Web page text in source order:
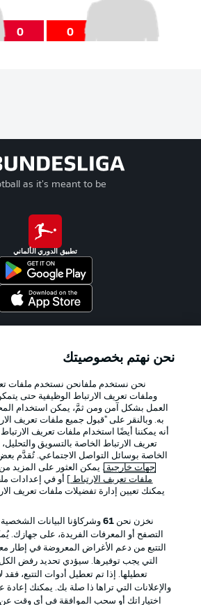
0
0
as it's meant to be
تطبيق الدوري الألماني
الإعلانات الإخطارات
شروط الاستخدام القنوات الناقلة
الوظائف جهة النشر
تواصل معنا اللاعبون
نحن نهتم بخصوصيتك
نحن نستخدم ملفانحن نستخدم ملفات
وملفات تعريف الارتباط الوظيفية حتى
العمل بشكل آمن ومن ثمَّ، يمكن استخدام
به. وبالنقر على "قبول جميع ملفات تعريف
أنه يمكننا أيضًا استخدام ملفات تعريف
تعريف الارتباط الخاصة بالتسويق
الخاصة بوسائل التواصل الاجتماعي. تُقدَّم
جهات خارجية . يمكن العثور على المزيد
ملفات تعريف الارتباط
] أو في إعدادات
يمكنك تعيين إدارة تفضيلات ملفات تعريف
نخزن نحن 61وشركاؤنا البيانات الشخصية
التصفح أو المعرفات الفريدة، على جهازك.
التتبع من دعم الأغراض المعروضة في إطار
التي يجب توفيرها. سيؤدي تحديد رفض
تعطيلها. إذا تم تعطيل أدوات التتبع،
والإعلانات التي تراها ذا صلة بك. يمكنك إعادة
اختياراتك أو سحب الموافقة في أي وقت